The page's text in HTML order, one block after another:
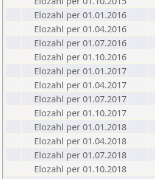
Elozahl per 01.01.2016
Elozahl per 01.04.2016
Elozahl per 01.07.2016
Elozahl per 01.10.2016
Elozahl per 01.01.2017
Elozahl per 01.04.2017
Elozahl per 01.07.2017
Elozahl per 01.10.2017
Elozahl per 01.01.2018
Elozahl per 01.04.2018
Elozahl per 01.07.2018
Elozahl per 01.10.2018